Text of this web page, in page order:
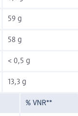
59 g
58 g
< 0,5 g
13,3 g
% VNR**